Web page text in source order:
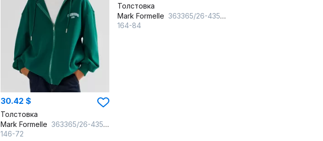
30.42 $
Толстовка
Mark Formelle 363365/26-43529П-2 зеленый_печать_1_сл_на_ЛВ_дет_пер
146-72
Толстовка
Mark Formelle 363365/26-43530П-2 зеленый_печать_1_сл_на_ЛВ_дет_пер
164-84